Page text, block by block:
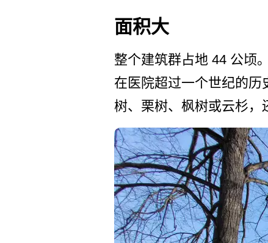
面积大
整个建筑群占地 44 公顷
在医院超过一个世纪的
树、栗树、枫树或云杉，